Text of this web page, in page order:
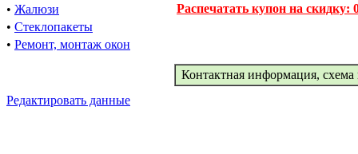
• Жалюзи
• Стеклопакеты
• Ремонт, монтаж окон
Распечатать купон на скидку:
Контактная информация, схема
Редактировать данные